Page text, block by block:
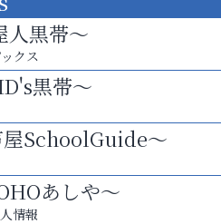
人黒帯～
クス
黒帯～
屋SchoolGuide～
あしや～
情報